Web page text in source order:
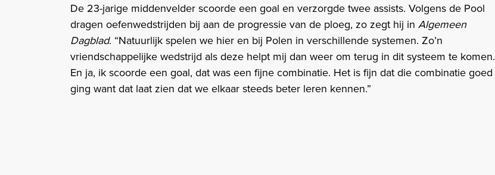
De 23-jarige middenvelder scoorde een goal en verzorgde twee assists. Volgens de Pool
dragen oefenwedstrijden bij aan de progressie van de ploeg, zo zegt hij in Algemeen
Dagblad. “Natuurlijk spelen we hier en bij Polen in verschillende systemen. Zo’n
vriendschappelijke wedstrijd als deze helpt mij dan weer om terug in dit systeem te komen.
En ja, ik scoorde een goal, dat was een fijne combinatie. Het is fijn dat die combinatie goed
ging want dat laat zien dat we elkaar steeds beter leren kennen.”